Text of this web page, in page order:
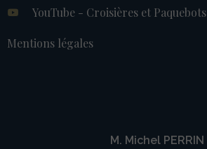
YouTube - Croisières et Paquebots
Mentions légales
M. Michel PERRIN